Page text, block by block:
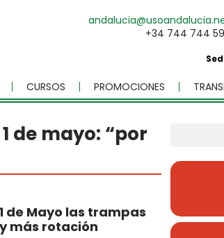
+34 744 744
CURSOS PROMOCIONES
de mayo: “por
de Mayo las trampas
más rotación